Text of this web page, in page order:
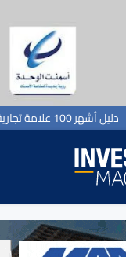
دليل أشهر 100 علامة تجارية